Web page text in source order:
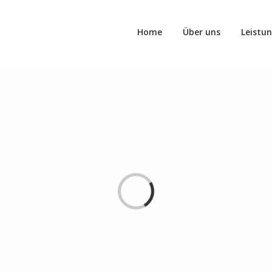
Home Über uns
Loading...